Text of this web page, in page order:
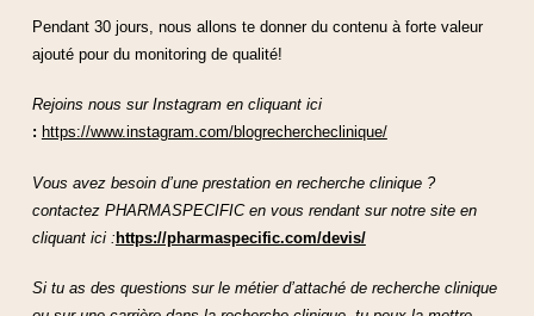
Pendant 30 jours, nous allons te donner du contenu à forte valeur
ajouté pour du monitoring de qualité!
Rejoins nous sur Instagram en cliquant ici
: https://www.instagram.com/blogrechercheclinique/
Vous avez besoin d’une prestation en recherche clinique ?
contactez PHARMASPECIFIC en vous rendant sur notre site en
cliquant ici : https://pharmaspecific.com/devis/
Si tu as des questions sur le métier d’attaché de recherche clinique